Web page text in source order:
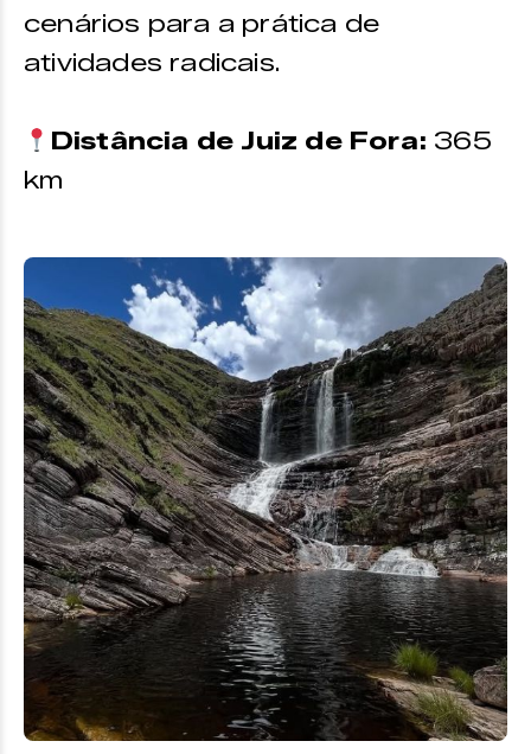
cenários para a prática de
atividades radicais.
Distância de Juiz de Fora: 365
km